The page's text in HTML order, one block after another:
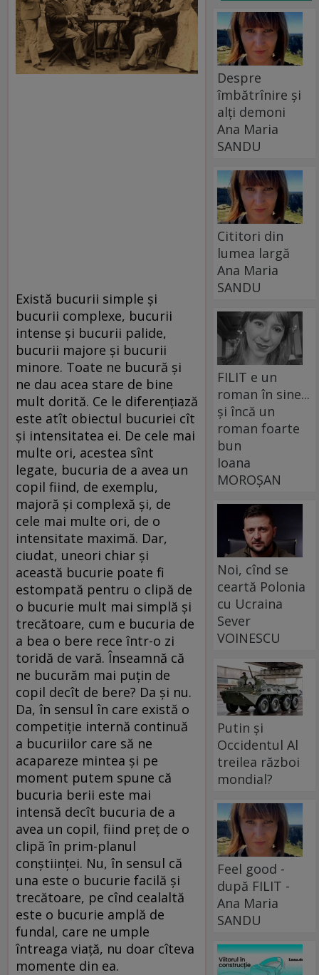
Există bucurii simple şi
bucurii complexe, bucurii
intense şi bucurii palide,
bucurii majore şi bucurii
minore. Toate ne bucură şi
ne dau acea stare de bine
mult dorită. Ce le diferenţiază
este atît obiectul bucuriei cît
şi intensitatea ei. De cele mai
multe ori, acestea sînt
legate, bucuria de a avea un
copil fiind, de exemplu,
majoră şi complexă şi, de
cele mai multe ori, de o
intensitate maximă. Dar,
ciudat, uneori chiar şi
această bucurie poate fi
estompată pentru o clipă de
o bucurie mult mai simplă şi
trecătoare, cum e bucuria de
a bea o bere rece într-o zi
toridă de vară. Înseamnă că
ne bucurăm mai puţin de
copil decît de bere? Da şi nu.
Da, în sensul în care există o
competiţie internă continuă
a bucuriilor care să ne
acapareze mintea şi pe
moment putem spune că
bucuria berii este mai
intensă decît bucuria de a
avea un copil, fiind preţ de o
clipă în prim-planul
conştiinţei. Nu, în sensul că
una este o bucurie facilă şi
trecătoare, pe cînd cealaltă
este o bucurie amplă de
fundal, care ne umple
întreaga viaţă, nu doar cîteva
momente din ea.
Despre
îmbătrînire și
alți demoni
Ana Maria
SANDU
Cititori din
lumea largă
Ana Maria
SANDU
FILIT e un
roman în sine...
și încă un
roman foarte
bun
Ioana
MOROȘAN
Noi, cînd se
ceartă Polonia
cu Ucraina
Sever
VOINESCU
Putin și
Occidentul Al
treilea război
mondial?
Feel good -
după FILIT -
Ana Maria
SANDU